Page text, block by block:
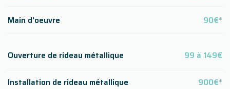
Main d'oeuvre 90€*
Ouverture de rideau métallique 99 à 149€
Installation de rideau métallique 900€*